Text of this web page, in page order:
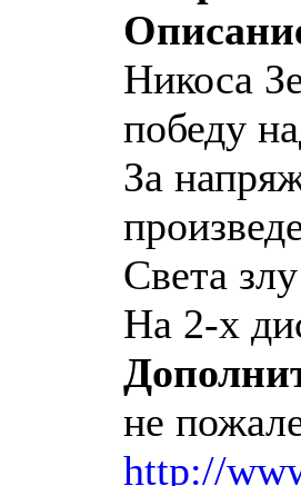
Никоса
победу
За
Света
На 2-х
не
http://